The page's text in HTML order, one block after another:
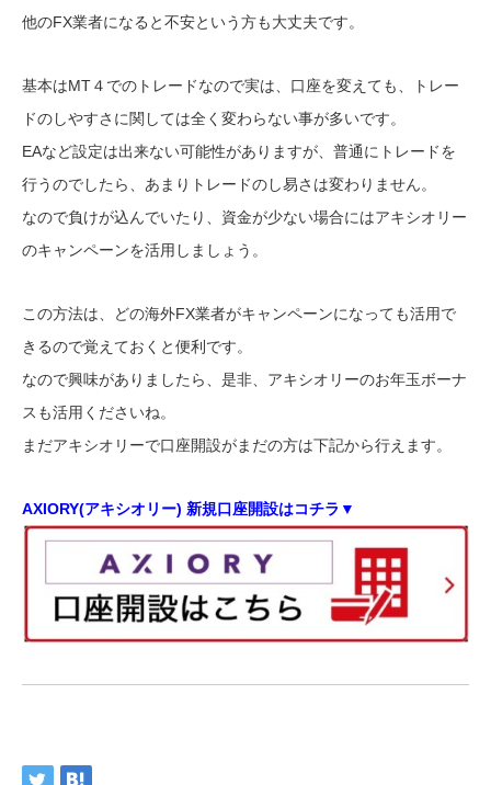
他のFX業者になると不安という方も大丈夫です。
基本はMT４でのトレードなので実は、口座を変えても、トレー
ドのしやすさに関しては全く変わらない事が多いです。
EAなど設定は出来ない可能性がありますが、普通にトレードを
行うのでしたら、あまりトレードのし易さは変わりません。
なので負けが込んでいたり、資金が少ない場合にはアキシオリー
のキャンペーンを活用しましょう。
この方法は、どの海外FX業者がキャンペーンになっても活用で
きるので覚えておくと便利です。
なので興味がありましたら、是非、アキシオリーのお年玉ボーナ
スも活用くださいね。
まだアキシオリーで口座開設がまだの方は下記から行えます。
AXIORY(アキシオリー) 新規口座開設はコチラ▼